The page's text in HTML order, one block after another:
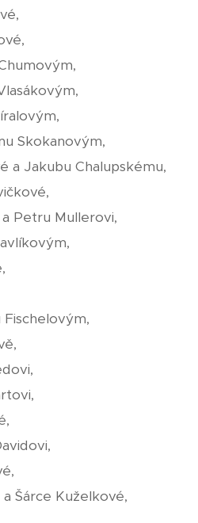
Skokanovým,
a Jakubu Chalupskému,
Petru Mullerovi,
Fischelovým,
Šárce Kuželkové,